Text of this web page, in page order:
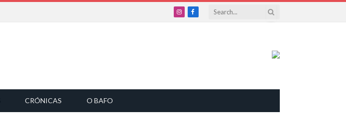
InstagramFacebook
CRÓNICAS O BAFO